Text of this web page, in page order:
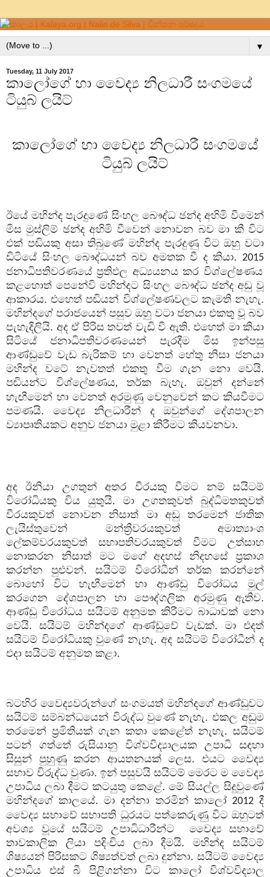
▼
Tuesday, 11 July 2017
කාලෝගේ හා වෛද්‍ය නිලධාරී සංගමයේ
ටියුබ් ලයිට්
කාලෝගේ හා වෛද්‍ය නිලධාරී සංගමයේ
ටියුබ් ලයිට්
ඊයේ මහින්ද පැරදුණේ සිංහල බෞද්ධ ඡන්ද අහිමි වීමෙන්
මිස මුස්ලිම් ඡන්ද අහිමි වීවෙන් නොවන බව මා කී විට
එක් පඬියකු අසා තිබුණේ මහින්ද පැරදුණු විට ඔහු වටා
ඩිටියේ සිංහල බෞද්ධයන් බව අමතක වී ද කියා. 2015
ජනාධිපතිවරණයේ ප්‍රතිඵල අධ්‍යයනය කර විශ්ලේෂණය
කළහොත් පෙනේවි මහින්දට සිංහල බෞද්ධ ඡන්ද අඩු වූ
ආකාරය. එහෙත් පඬියන් විශ්ලේෂණවලට කැමති නැහැ.
මහින්දගේ පරාජයෙන් පසුව ඔහු වටා ජනයා එකතු වූ බව
පැහැදිලියි. අද ඒ පිරිස තවත් වැඩි වී ඇති. එහෙත් මා කියා
සිටියේ ජනාධිපතිවරණයෙන් පැරදීම මිස ඉන්පසු
ආණ්ඩුවේ වැඩ බැරිකම් හා වෙනත් හේතු නිසා ජනයා
මහින්ද වටේ නැවතත් එකතු වීම ගැන නො වෙයි.
පඬියන්ට විශ්ලේෂණය, තර්ක බැහැ. ඔවුන් දන්නේ
හැඟීමෙන් හා වෙනත් අරමුණු වෙනුවෙන් කට කියවීමට
පමණයි. වෛද්‍ය නිලධාරීන් ද ඔවුන්ගේ දේශපාලන
ව්‍යාපෘතියකට අනුව ජනයා මුළා කිරීමට කියවනවා.
අද ඊනියා උගතුන් අතර වීරයකු වීමට නම් සයිටම්
විරෝධියකු විය යුතුයි. මා උගතකුවත් බුද්ධිමතකුවත්
වීරයකුවත් නොවන නිසාත් මා අඩු තරමෙන් ජාතික
ලැයිස්තුවෙන් මන්ත්‍රීවරයකුවත් අමාත්‍යාංශ
ලේකම්වරයකුවත් සභාපතිවරයකුවත් වීමට උත්සාහ
නොකරන නිසාත් මට මගේ අදහස් නිදහසේ ප්‍රකාශ
කරන්න පුළුවන්. සයිටම් විරෝධීන් තර්ක කරන්නේ
බොහෝ විට හැඟීමෙන් හා ආණ්ඩු විරෝධය මුල්
කරගෙන දේශපාලන හා පෞද්ගලික අරමුණු ඇතිව.
ආණ්ඩු විරෝධය සයිටම් අනුමත කිරීමට බාධාවක් නො
වෙයි. සයිටම් මහින්දගේ ආණ්ඩුවේ වැඩක්. මා එදත්
සයිටම් විරෝධියකු වුණේ නැහැ. අද සයිටම් විරෝධීන් ද
එදා සයිටම් අනුමත කළා.
බටහිර වෛද්‍යවරුන්ගේ සංගමයත් මහින්දගේ ආණ්ඩුවට
සයිටම් සම්බන්ධයෙන් විරුද්ධ වුණේ නැහැ. එකල අඩුම
තරමෙන් ප්‍රමිතියක් ගැන කතා කෙළේත් නැහැ. සයිටම්
පටන් ගත්තේ රුසියානු විශ්වවිද්‍යාලයක උපාධි සඳහා
සිසුන් පුහුණු කරන ආයතනයක් ලෙස. එයට වෛද්‍ය
සභාව විරුද්ධ වුණා. ඉන් පසුවයි සයිටම් මෙරට ම වෛද්‍ය
උපාධිය ලබා දීමට කටයුතු කෙළේ. මේ සියල්ල සිදුවුණේ
මහින්දගේ කාලයේ. මා දන්නා තරමින් කාලෝ 2012දී
වෛද්‍ය සභාවේ සභාපති ධුරයට පත්කෙරුණු විට ඔහුටත්
අවශ්‍ය වූයේ සයිටම් උපාධිධාරීන්ට
වෛද්‍ය සභාවේ
තාවකාලික ලියා පදිංචිය ලබා දීමයි. මහින්ද සයිටම්
ශිෂ්‍යයන් පිරිසකට ශිෂ්‍යත්වත් ලබා දුන්නා. සයිටම් වෛද්‍ය
උපාධිය එස් බී පිළිගන්නා විට කාලෝ විශ්වවිද්‍යාල